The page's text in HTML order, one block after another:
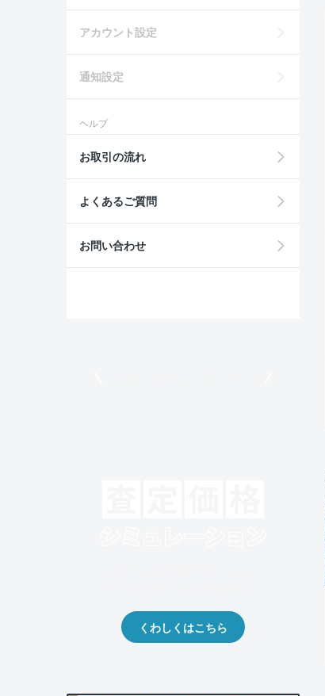
アカウント設定
通知設定
ヘルプ
お取引の流れ
よくあるご質問
お問い合わせ
くわしくはこちら